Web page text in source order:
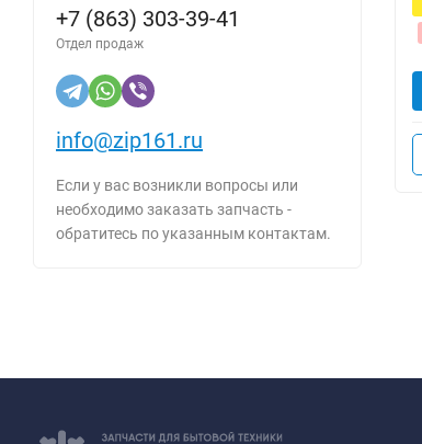
+7 (863) 303-39-41
Отдел продаж
info@zip161.ru
Если у вас возникли вопросы или
необходимо заказать запчасть -
обратитесь по указанным контактам.